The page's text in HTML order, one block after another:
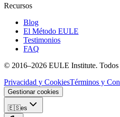
Recursos
Blog
El Método EULE
Testimonios
FAQ
© 2016–2026 EULE Institute. Todos
Privacidad y CookiesTérminos y
Gestionar cookies
🇪🇸es